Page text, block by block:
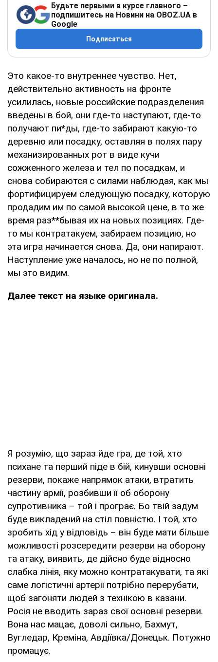
Будьте первыми в курсе главного –
подпишитесь на Новини на OBOZ.UA в
Google
Подписаться
Это какое-то внутреннее чувство. Нет,
действительно активность на фронте
усилилась, новые российские подразделения
введены в бой, они где-то наступают, где-то
получают пи*ды, где-то забирают какую-то
деревню или посадку, оставляя в полях пару
механизированных рот в виде кучи
сожженного железа и тел по посадкам, и
снова собираются с силами наблюдая, как мы
фортифицируем следующую посадку, которую
продадим им по самой высокой цене, в то же
время раз**бывая их на новых позициях. Где-
то мы контратакуем, забираем позицию, но
эта игра начинается снова. Да, они напирают.
Наступление уже началось, но не по полной,
мы это видим.
Далее текст на языке оригинала.
Я розумію, що зараз йде гра, де той, хто
психане та перший піде в бій, кинувши основні
резерви, покаже напрямок атаки, втратить
частину армії, розбивши її об оборону
супротивника – той і програє. Бо твій задум
буде викладений на стіл повністю. І той, хто
зробить хід у відповідь – він буде мати більше
можливості розсередити резерви на оборону
та атаку, виявить, де дійсно буде відносно
слабка лінія, яку можно контратакувати, та які
саме логістичні артерії потрібно перерубати,
щоб загоняти людей з технікою в казани.
Росія не вводить зараз свої основні резерви.
Вона нас мацає, доволі сильно, Бахмут,
Вугледар, Креміна, Авдіївка/Донецьк. Потужно
промацує.